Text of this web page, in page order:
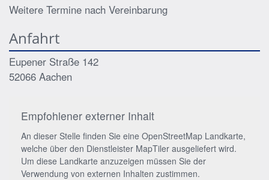
Weitere Termine nach Vereinbarung
Anfahrt
Eupener Straße 142
52066 Aachen
Empfohlener externer Inhalt
An dieser Stelle finden Sie eine OpenStreetMap Landkarte,
welche über den Dienstleister MapTiler ausgeliefert wird.
Um diese Landkarte anzuzeigen müssen Sie der
Verwendung von externen Inhalten zustimmen.